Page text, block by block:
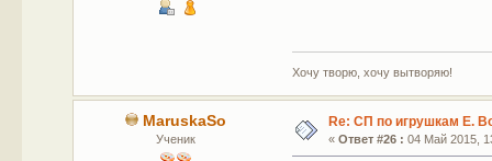
Хочу творю, хочу вытворяю!
MaruskaSo
Ученик
Re: СП по игрушкам Е.
« Ответ #26 : 04 Май 2015,